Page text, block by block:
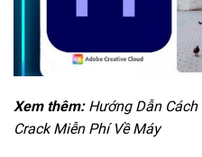
Xem thêm: Hướng Dẫn Cách
Crack Miễn Phí Về Máy